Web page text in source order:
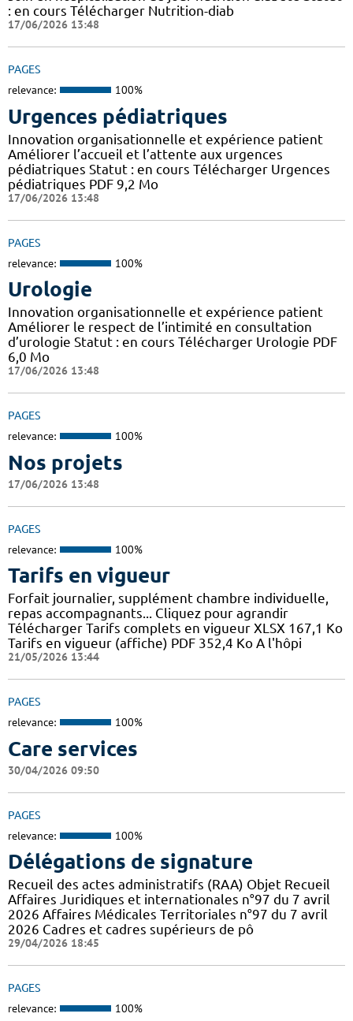
: en cours Télécharger Nutrition-diab
17/06/2026 13:48
PAGES
relevance: 100%
Urgences pédiatriques
Innovation organisationnelle et expérience patient
Améliorer l’accueil et l’attente aux urgences
pédiatriques Statut : en cours Télécharger Urgences
pédiatriques PDF 9,2 Mo
17/06/2026 13:48
PAGES
relevance: 100%
Urologie
Innovation organisationnelle et expérience patient
Améliorer le respect de l’intimité en consultation
d’urologie Statut : en cours Télécharger Urologie PDF
6,0 Mo
17/06/2026 13:48
PAGES
relevance: 100%
Nos projets
17/06/2026 13:48
PAGES
relevance: 100%
Tarifs en vigueur
Forfait journalier, supplément chambre individuelle,
repas accompagnants... Cliquez pour agrandir
Télécharger Tarifs complets en vigueur XLSX 167,1 Ko
Tarifs en vigueur (affiche) PDF 352,4 Ko A l'hôpi
21/05/2026 13:44
PAGES
relevance: 100%
Care services
30/04/2026 09:50
PAGES
relevance: 100%
Délégations de signature
Recueil des actes administratifs (RAA) Objet Recueil
Affaires Juridiques et internationales n°97 du 7 avril
2026 Affaires Médicales Territoriales n°97 du 7 avril
2026 Cadres et cadres supérieurs de pô
29/04/2026 18:45
PAGES
relevance: 100%